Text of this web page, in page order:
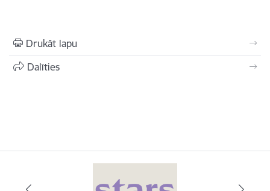
Drukāt lapu
Dalīties